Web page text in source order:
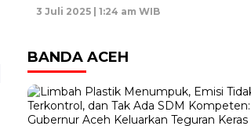
3 Juli 2025 | 1:24 am WIB
BANDA ACEH